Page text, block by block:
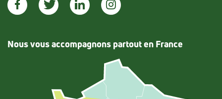
Nous vous accompagnons partout en France